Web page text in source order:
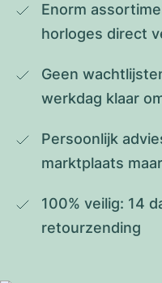
Enorm
horloges direct
Geen
werkdag klaar
Persoonlijk
marktplaats
100% veilig: 14
retourzending